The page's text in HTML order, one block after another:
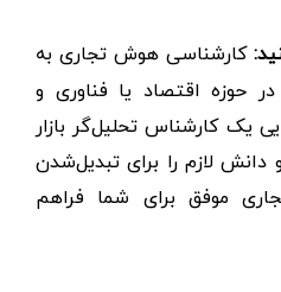
کارشناسی هوش تجاری به
در حوزه‌ اقتصاد یا فناوری و
یک کارشناس تحلیل‌گر بازار
دانش لازم را برای تبدیل‌شدن
موفق برای شما فراهم